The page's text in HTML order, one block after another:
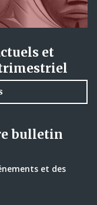
et
bulletin
et des